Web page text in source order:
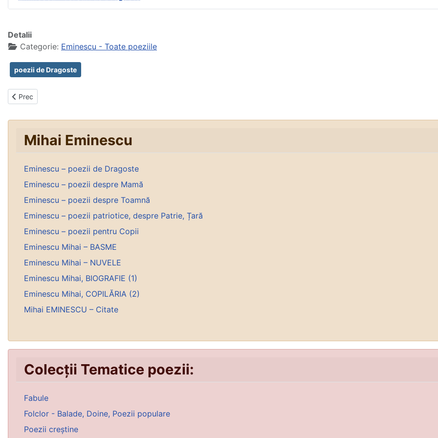
Detalii
Categorie: Eminescu - Toate poeziile
poezii de Dragoste
Articol precedent: Odă (în metru antic)
Prec
Mihai Eminescu
Eminescu – poezii de Dragoste
Eminescu – poezii despre Mamă
Eminescu – poezii despre Toamnă
Eminescu – poezii patriotice, despre Patrie, Țară
Eminescu – poezii pentru Copii
Eminescu Mihai – BASME
Eminescu Mihai – NUVELE
Eminescu Mihai, BIOGRAFIE (1)
Eminescu Mihai, COPILĂRIA (2)
Mihai EMINESCU – Citate
Colecții Tematice poezii:
Fabule
Folclor - Balade, Doine, Poezii populare
Poezii creștine